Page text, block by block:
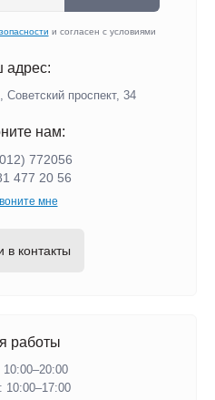
и согласен с условиями
адрес:
Советский проспект, 34
нам:
772056
477 20 56
мне
в контакты
работы
10:00–17:00